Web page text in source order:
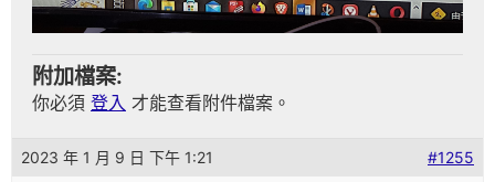
附加檔案:
你必須 登入 才能查看附件檔案。
2023 年 1 月 9 日 下午 1:21 #1255